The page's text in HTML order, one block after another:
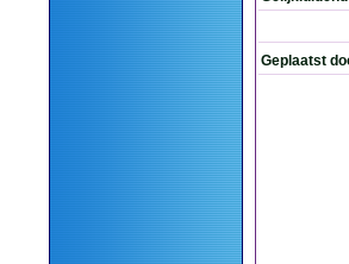
Geplaatst